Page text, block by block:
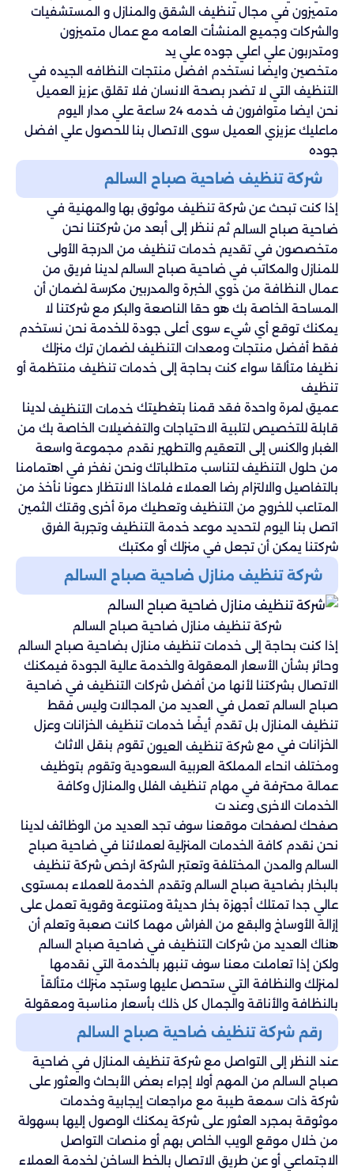
متميزون في مجال تنظيف الشقق والمنازل و المستشفيات
والشركات وجميع المنشأت العامه مع عمال متميزون
ومتدربون علي اعلي جوده علي يد
متخصين وايضا نستخدم افضل منتجات النظافه الجيده في
التنظيف التي لا تضدر بصحة الانسان فلا تقلق عزيز العميل
نحن ايضا متوافرون ف خدمه 24 ساعة علي مدار اليوم
ماعليك عزيزي العميل سوى الاتصال بنا للحصول علي افضل
جوده
شركة تنظيف ضاحية صباح السالم
إذا كنت تبحث عن شركة تنظيف موثوق بها والمهنية في
ضاحية صباح السالمثم ننظر إلى أبعد من شركتنا نحن
متخصصون في تقديم خدمات تنظيف من الدرجة الأولى
للمنازل والمكاتب في ضاحية صباح السالم لدينا فريق من
عمال النظافة من ذوي الخبرة والمدربين مكرسة لضمان أن
المساحة الخاصة بك هو حقا الناصعة والبكر مع شركتنا لا
يمكنك توقع أي شيء سوى أعلى جودة للخدمة نحن نستخدم
فقط أفضل منتجات ومعدات التنظيف لضمان ترك منزلك
نظيفا متألقا سواء كنت بحاجة إلى خدمات تنظيف منتظمة أو
تنظيف
عميق لمرة واحدة فقد قمنا بتغطيتكخدمات التنظيفلدينا
قابلة للتخصيص لتلبية الاحتياجات والتفضيلات الخاصة بك من
الغبار والكنس إلى التعقيم والتطهير نقدم مجموعة واسعة
من حلول التنظيف لتناسب متطلباتك ونحن نفخر في اهتمامنا
بالتفاصيل والالتزام رضا العملاء فلماذا الانتظار دعونا نأخذ من
المتاعب للخروج من التنظيف وتعطيك مرة أخرى وقتك الثمين
اتصل بنا اليوم لتحديد موعد خدمة التنظيف وتجربة الفرق
شركتنا يمكن أن تجعل في منزلك أو مكتبك
شركة تنظيف منازل ضاحية صباح السالم
شركة تنظيف منازل ضاحية صباح السالم
إذا كنت بحاجة إلى خدمات تنظيف منازل بضاحية صباح السالم
وحائر بشأن الأسعار المعقولة والخدمة عالية الجودة فيمكنك
الاتصال بشركتنا لأنها من أفضل شركات التنظيف في ضاحية
صباح السالم تعمل في العديد من المجالات وليس فقط
تنظيف المنازل بل تقدم أيضًا خدمات تنظيف الخزانات وعزل
الخزانات في معشركة تنظيف العيونتقوم بنقل الاثاث
ومختلف انحاء المملكة العربية السعودية وتقوم بتوظيف
عمالة محترفة في مهام تنظيف الفلل والمنازل وكافة
الخدمات الاخرى وعند ت
صفحك لصفحات موقعنا سوف تجد العديد من الوظائف لدينا
نحن نقدم كافة الخدمات المنزلية لعملائنا في ضاحية صباح
السالم والمدن المختلفة وتعتبر الشركة ارخص شركة تنظيف
بالبخار بضاحية صباح السالم وتقدم الخدمة للعملاء بمستوى
عالي جدا تمتلك أجهزة بخار حديثة ومتنوعة وقوية تعمل على
إزالة الأوساخ والبقع من الفراش مهما كانت صعبة وتعلم أن
هناك العديد من شركات التنظيف في ضاحية صباح السالم
ولكن إذا تعاملت معنا سوف تنبهر بالخدمة التي نقدمها
لمنزلك والنظافة التي ستحصل عليها وستجد منزلك متألقاً
بالنظافة والأناقة والجمال كل ذلك بأسعار مناسبة ومعقولة
رقم شركة تنظيف ضاحية صباح السالم
عند النظر إلى التواصل مع شركة تنظيف المنازل في ضاحية
صباح السالم من المهم أولا إجراء بعض الأبحاث والعثور على
شركة ذات سمعة طيبة مع مراجعات إيجابية وخدمات
موثوقة بمجرد العثور على شركة يمكنك الوصول إليها بسهولة
من خلال موقع الويب الخاص بهم أو منصات التواصل
الاجتماعي أو عن طريق الاتصال بالخط الساخن لخدمة العملاء